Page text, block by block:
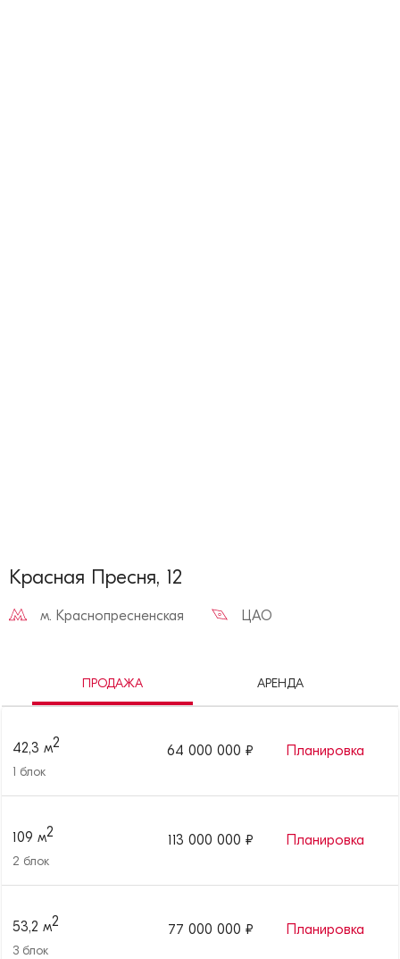
Красная Пресня, 12
м. Краснопресненская ЦАО
ПРОДАЖА АРЕНДА
42,3 м2
1 блок
64 000 000 ₽ Планировка
109 м2
2 блок
113 000 000 ₽ Планировка
53,2 м2
3 блок
77 000 000 ₽ Планировка